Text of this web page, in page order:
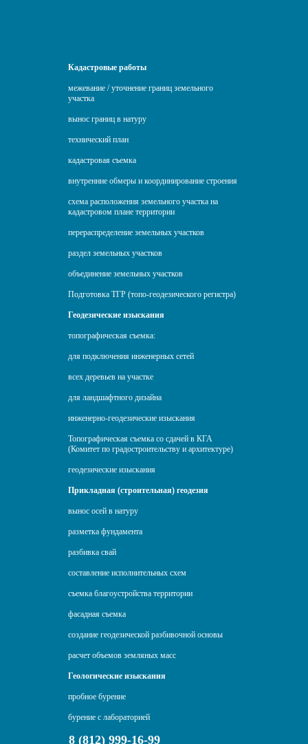
Кадастровые работы
межевание / уточнение границ земельного
участка
вынос границ в натуру
технический план
кадастровая съемка
внутренние обмеры и координирование строения
схема расположения земельного участка на
кадастровом плане территории
перераспределение земельных участков
раздел земельных участков
объединение земельных участков
Подготовка ТГР (топо-геодезического регистра)
Геодезические изыскания
топографическая съемка:
для подключения инженерных сетей
всех деревьев на участке
для ландшафтного дизайна
инженерно-геодезические изыскания
Топографическая съемка со сдачей в КГА
(Комитет по градостроительству и архитектуре)
геодезические изыскания
Прикладная (строительная) геодезия
вынос осей в натуру
разметка фундамента
разбивка свай
составление исполнительных схем
съемка благоустройства территории
фасадная съемка
создание геодезической разбивочной основы
расчет объемов земляных масс
Геологические изыскания
пробное бурение
бурение с лабораторией
8 (812) 999-16-99